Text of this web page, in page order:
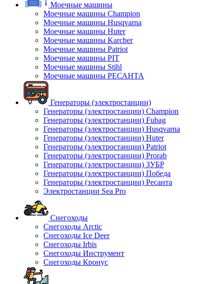
Моечные машины
Моечные машины Champion
Моечные машины Husqvarna
Моечные машины Huter
Моечные машины Karcher
Моечные машины Patriot
Моечные машины PIT
Моечные машины Stihl
Моечные машины РЕСАНТА
Генераторы (электростанции)
Генераторы (электростанции) Champion
Генераторы (электростанции) Fubag
Генераторы (электростанции) Husqvarna
Генераторы (электростанции) Huter
Генераторы (электростанции) Patriot
Генераторы (электростанции) Prorab
Генераторы (электростанции) ЗУБР
Генераторы (электростанции) Победа
Генераторы (электростанции) Ресанта
Электростанции Sea Pro
Снегоходы
Снегоходы Arctic
Снегоходы Ice Deer
Снегоходы Irbis
Снегоходы Инструмент
Снегоходы Кронус